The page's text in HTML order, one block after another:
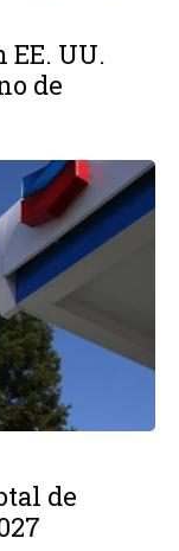
UU.
de
de